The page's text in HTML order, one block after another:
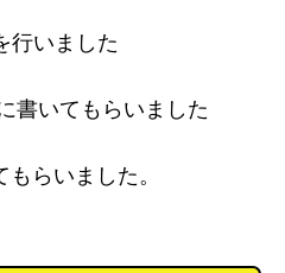
行いました
書いてもらいました
らいました。